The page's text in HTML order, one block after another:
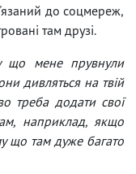
до соцмереж,
там друзі.
що мене прувнули
дивляться на твій
треба додати свої
наприклад, якщо
що там дуже багато